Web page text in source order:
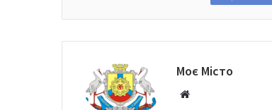
Моє Місто